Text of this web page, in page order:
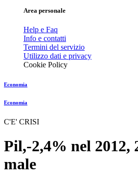
Area personale
Help e Faq
Info e contatti
Termini del servizio
Utilizzo dati e privacy
Cookie Policy
Economia
Economia
C'E' CRISI
Pil,-2,4% nel 2012,
male